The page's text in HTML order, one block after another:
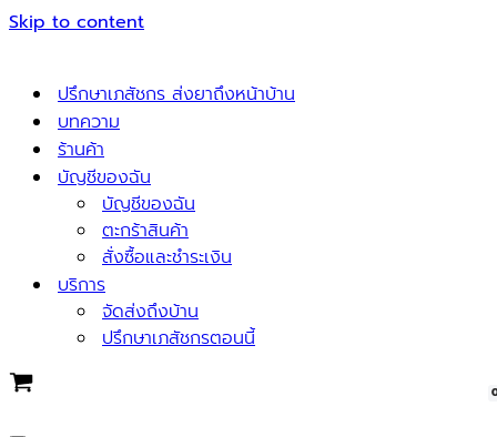
Skip to content
ปรึกษาเภสัชกร ส่งยาถึงหน้าบ้าน
บทความ
ร้านค้า
บัญชีของฉัน
บัญชีของฉัน
ตะกร้าสินค้า
สั่งซื้อและชำระเงิน
บริการ
จัดส่งถึงบ้าน
ปรึกษาเภสัชกรตอนนี้
Cart